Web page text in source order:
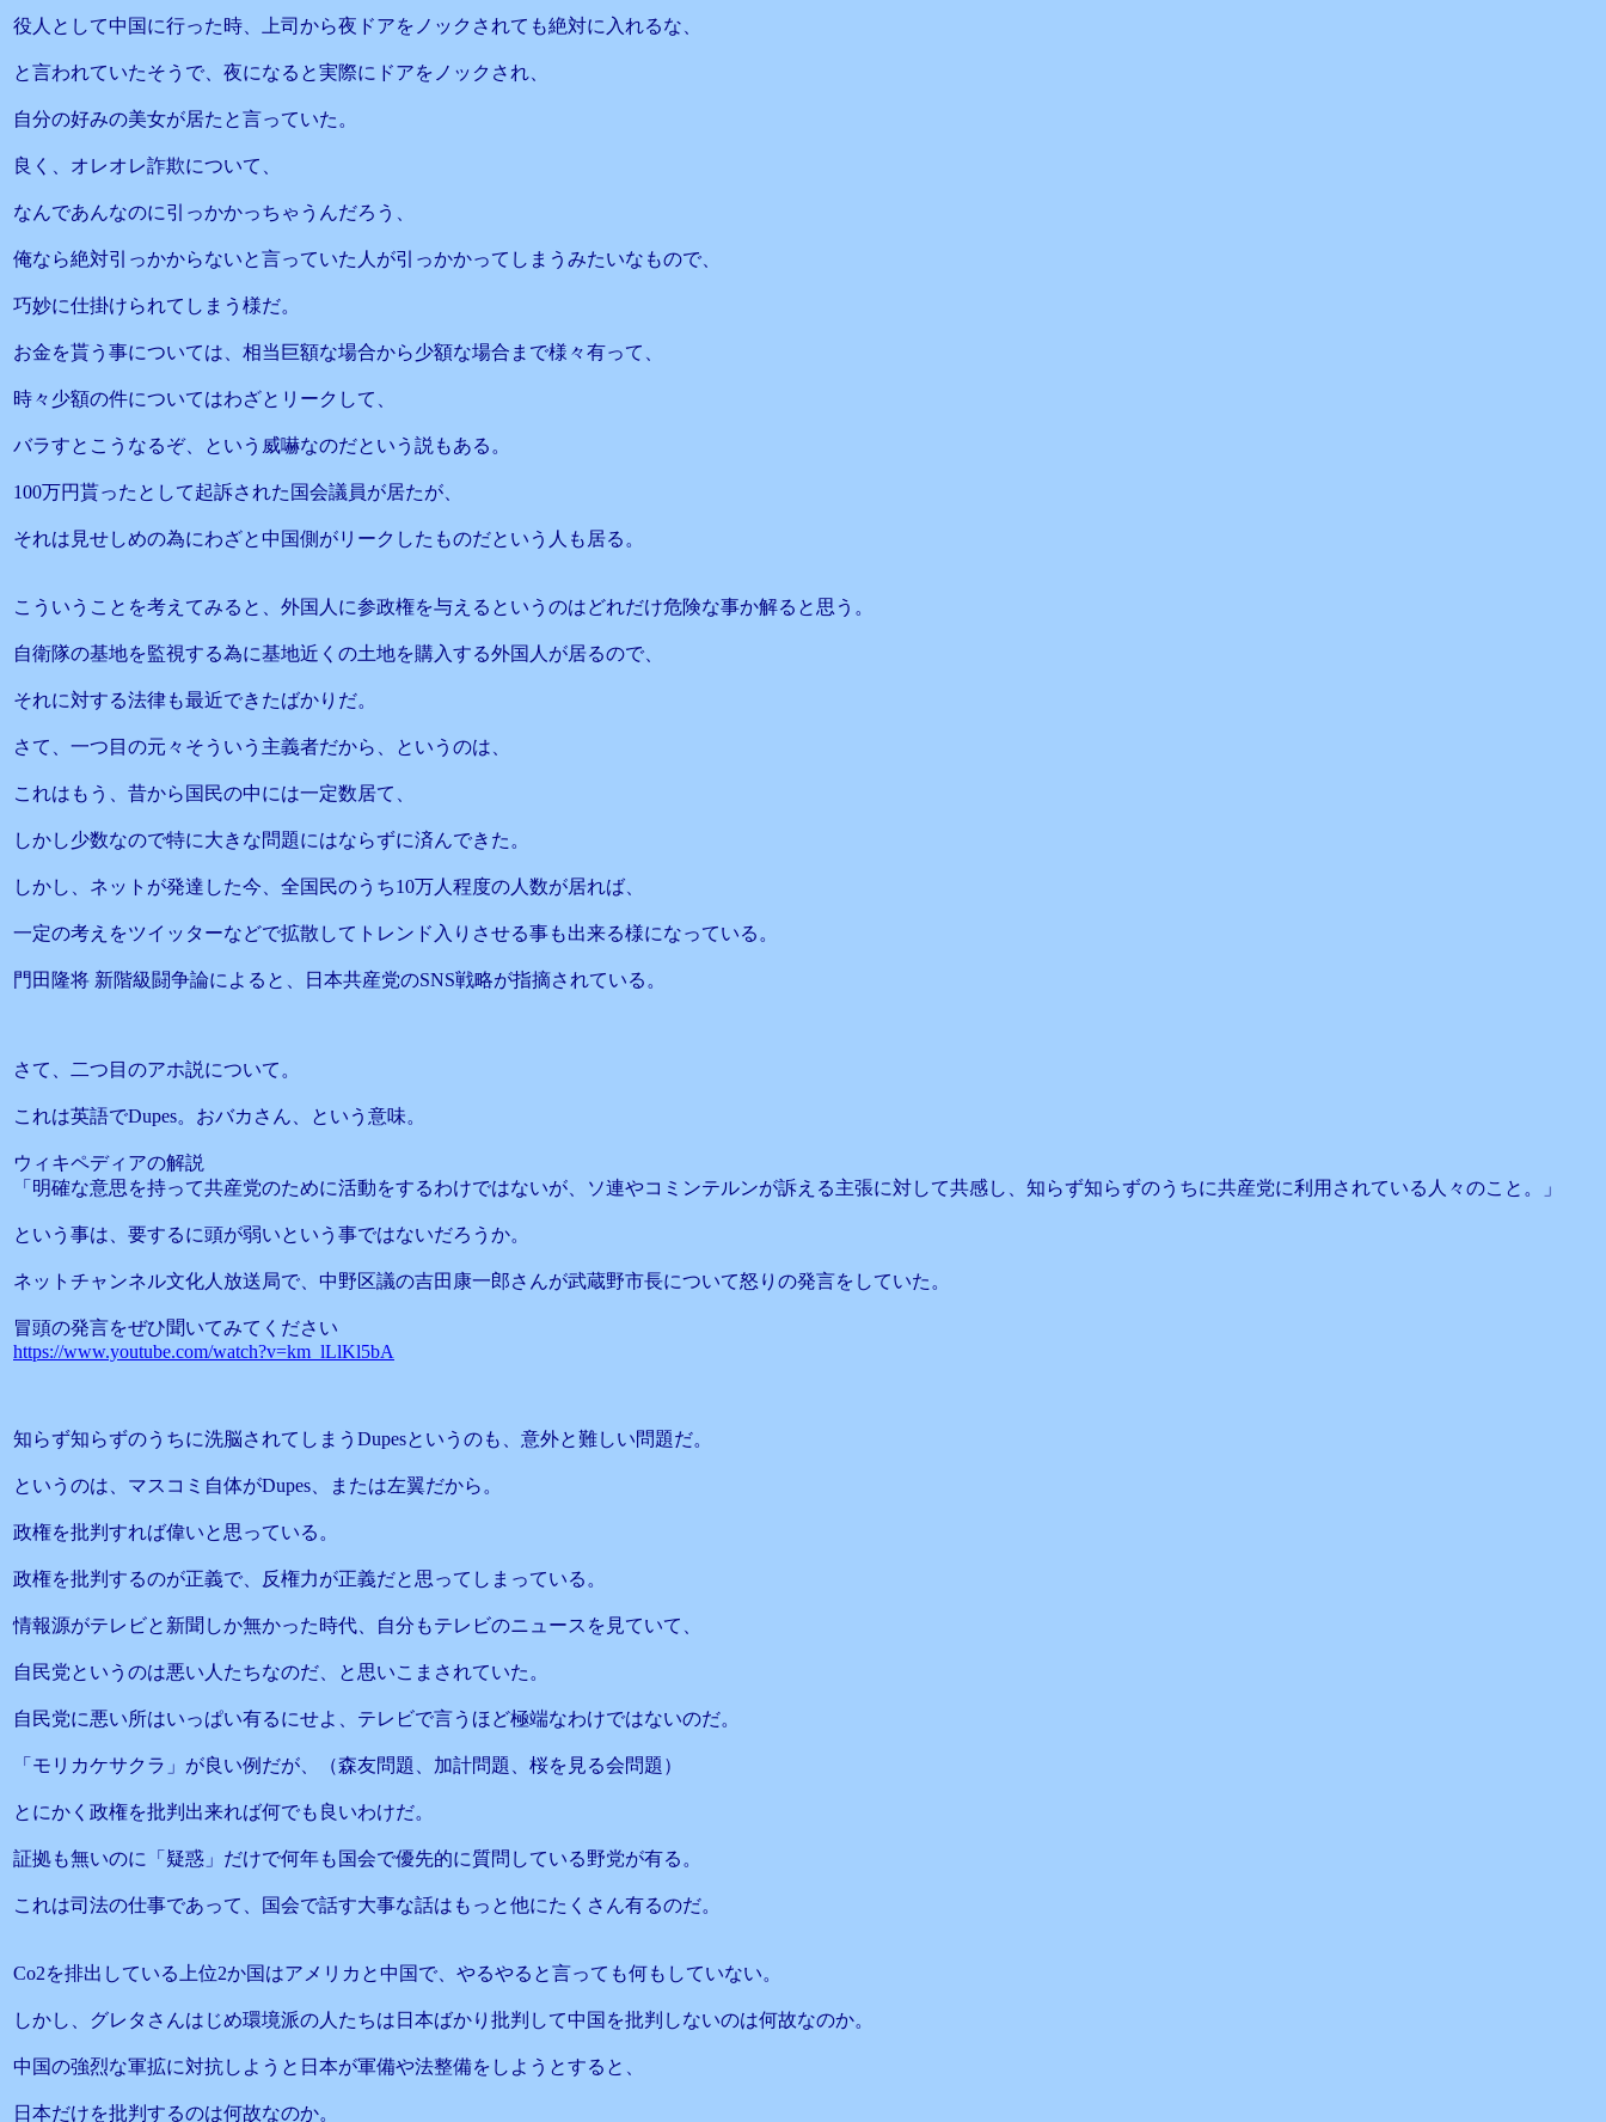
役人として中国に行った時、上司から夜ドアをノックされても絶対に入れるな、
と言われていたそうで、夜になると実際にドアをノックされ、
自分の好みの美女が居たと言っていた。
良く、オレオレ詐欺について、
なんであんなのに引っかかっちゃうんだろう、
俺なら絶対引っかからないと言っていた人が引っかかってしまうみたいなもので、
巧妙に仕掛けられてしまう様だ。
お金を貰う事については、相当巨額な場合から少額な場合まで様々有って、
時々少額の件についてはわざとリークして、
バラすとこうなるぞ、という威嚇なのだという説もある。
100万円貰ったとして起訴された国会議員が居たが、
それは見せしめの為にわざと中国側がリークしたものだという人も居る。
こういうことを考えてみると、外国人に参政権を与えるというのはどれだけ危険な事か解ると思う。
自衛隊の基地を監視する為に基地近くの土地を購入する外国人が居るので、
それに対する法律も最近できたばかりだ。
さて、一つ目の元々そういう主義者だから、というのは、
これはもう、昔から国民の中には一定数居て、
しかし少数なので特に大きな問題にはならずに済んできた。
しかし、ネットが発達した今、全国民のうち10万人程度の人数が居れば、
一定の考えをツイッターなどで拡散してトレンド入りさせる事も出来る様になっている。
門田隆将 新階級闘争論によると、日本共産党のSNS戦略が指摘されている。
さて、二つ目のアホ説について。
これは英語でDupes。おバカさん、という意味。
ウィキペディアの解説
「明確な意思を持って共産党のために活動をするわけではないが、ソ連やコミンテルンが訴える主張に対して共感し、知らず知らずのうちに共産党に利用されている人々のこと。」
という事は、要するに頭が弱いという事ではないだろうか。
ネットチャンネル文化人放送局で、中野区議の吉田康一郎さんが武蔵野市長について怒りの発言をしていた。
冒頭の発言をぜひ聞いてみてください
https://www.youtube.com/watch?v=km_lLlKl5bA
知らず知らずのうちに洗脳されてしまうDupesというのも、意外と難しい問題だ。
というのは、マスコミ自体がDupes、または左翼だから。
政権を批判すれば偉いと思っている。
政権を批判するのが正義で、反権力が正義だと思ってしまっている。
情報源がテレビと新聞しか無かった時代、自分もテレビのニュースを見ていて、
自民党というのは悪い人たちなのだ、と思いこまされていた。
自民党に悪い所はいっぱい有るにせよ、テレビで言うほど極端なわけではないのだ。
「モリカケサクラ」が良い例だが、（森友問題、加計問題、桜を見る会問題）
とにかく政権を批判出来れば何でも良いわけだ。
証拠も無いのに「疑惑」だけで何年も国会で優先的に質問している野党が有る。
これは司法の仕事であって、国会で話す大事な話はもっと他にたくさん有るのだ。
Co2を排出している上位2か国はアメリカと中国で、やるやると言っても何もしていない。
しかし、グレタさんはじめ環境派の人たちは日本ばかり批判して中国を批判しないのは何故なのか。
中国の強烈な軍拡に対抗しようと日本が軍備や法整備をしようとすると、
日本だけを批判するのは何故なのか。